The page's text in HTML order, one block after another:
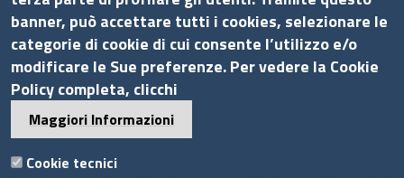
Piè
di
pagina
Powered by InfoCamere © 2020 Assocamerestero
banner, può accettare tutti i cookies, selezionare le
categorie di cookie di cui consente l’utilizzo e/o
modificare le Sue preferenze. Per vedere la Cookie
Policy completa, clicchi
Maggiori Informazioni
Cookie tecnici